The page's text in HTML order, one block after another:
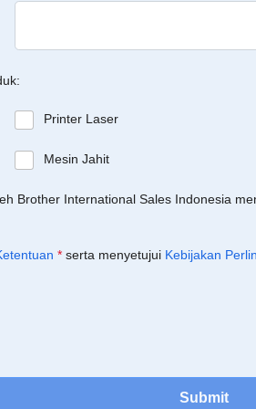
Printer Laser
Mesin Jahit
Brother International Sales Indonesia
* serta menyetujui Kebijakan
Submit